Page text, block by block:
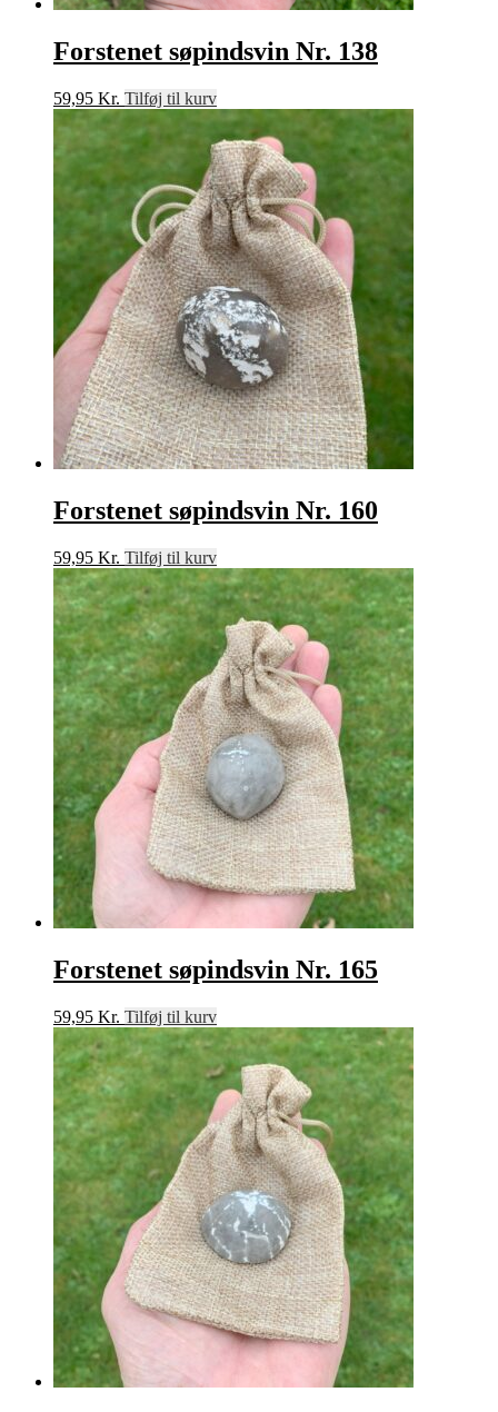
Forstenet søpindsvin Nr. 138
59,95 Kr. Tilføj til kurv
Forstenet søpindsvin Nr. 160
59,95 Kr. Tilføj til kurv
Forstenet søpindsvin Nr. 165
59,95 Kr. Tilføj til kurv